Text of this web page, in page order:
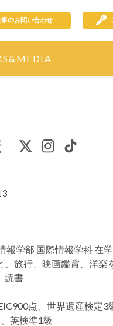
事のお問い合わせ
報学部 国際情報学科 在
、旅行、映画鑑賞、洋楽
読書
点、世界遺産検定3
英検準1級